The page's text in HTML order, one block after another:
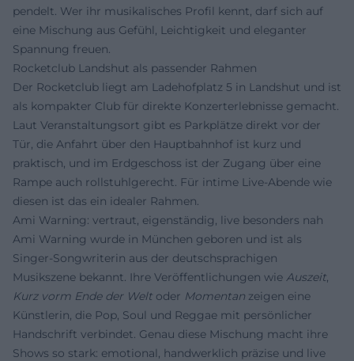
pendelt. Wer ihr musikalisches Profil kennt, darf sich auf
eine Mischung aus Gefühl, Leichtigkeit und eleganter
Spannung freuen.
Rocketclub Landshut als passender Rahmen
Der Rocketclub liegt am Ladehofplatz 5 in Landshut und ist
als kompakter Club für direkte Konzerterlebnisse gemacht.
Laut Veranstaltungsort gibt es Parkplätze direkt vor der
Tür, die Anfahrt über den Hauptbahnhof ist kurz und
praktisch, und im Erdgeschoss ist der Zugang über eine
Rampe auch rollstuhlgerecht. Für intime Live-Abende wie
diesen ist das ein idealer Rahmen.
Ami Warning: vertraut, eigenständig, live besonders nah
Ami Warning wurde in München geboren und ist als
Singer-Songwriterin aus der deutschsprachigen
Musikszene bekannt. Ihre Veröffentlichungen wie Auszeit,
Kurz vorm Ende der Welt oder Momentan zeigen eine
Künstlerin, die Pop, Soul und Reggae mit persönlicher
Handschrift verbindet. Genau diese Mischung macht ihre
Shows so stark: emotional, handwerklich präzise und live